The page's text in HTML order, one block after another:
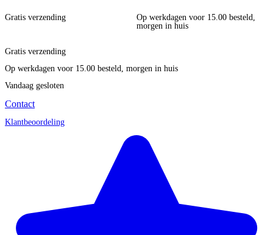
Gratis verzending
Op werkdagen voor 15.00 besteld,
morgen in huis
Gratis verzending
Op werkdagen voor 15.00 besteld, morgen in huis
Vandaag gesloten
Contact
Klantbeoordeling